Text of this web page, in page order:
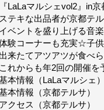
『LaLaマルシェvol2』in
ステキな出品者が京都テ
イベントを盛り上げる音
験コーナーも充実☆子
出来たてアツアツが食べ
これからも年2回の開催を
本情報（LaLaマルシェ）
本情報（京都テルサ）
アクセス（京都テルサ）